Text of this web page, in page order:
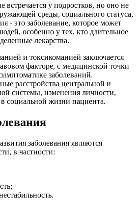
встречается у подростков, но оно не
среды, социального статуса,
- это заболевание, которое может
особенно у тех, кто длительное
лекарства.
и токсикоманией заключается
факторе, с медицинской точки
заболеваний.
расстройства центральной и
системы, изменения личности,
социальной жизни пациента.
заболевания являются
в частности: